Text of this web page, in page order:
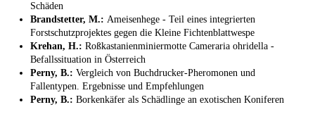
Schäden
Brandstetter, M.: Ameisenhege - Teil eines integrierten
Forstschutzprojektes gegen die Kleine Fichtenblattwespe
Krehan, H.: Roßkastanienminiermotte Cameraria ohridella -
Befallssituation in Österreich
Perny, B.: Vergleich von Buchdrucker-Pheromonen und
Fallentypen. Ergebnisse und Empfehlungen
Perny, B.: Borkenkäfer als Schädlinge an exotischen Koniferen